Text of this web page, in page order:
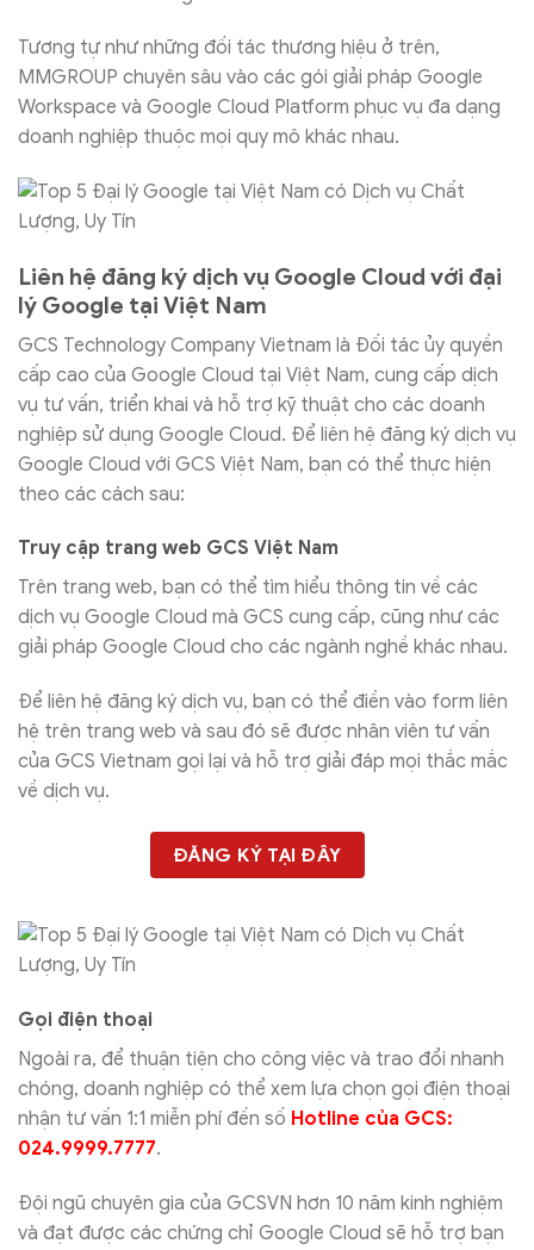
Tương tự như những đối tác thương hiệu ở trên,
MMGROUP chuyên sâu vào các gói giải pháp Google
Workspace và Google Cloud Platform phục vụ đa dạng
doanh nghiệp thuộc mọi quy mô khác nhau.
Liên hệ đăng ký dịch vụ Google Cloud với đại
lý Google tại Việt Nam
GCS Technology Company Vietnam là Đối tác ủy quyền
cấp cao của Google Cloud tại Việt Nam, cung cấp dịch
vụ tư vấn, triển khai và hỗ trợ kỹ thuật cho các doanh
nghiệp sử dụng Google Cloud. Để liên hệ đăng ký dịch vụ
Google Cloud với GCS Việt Nam, bạn có thể thực hiện
theo các cách sau:
Truy cập trang web GCS Việt Nam
Trên trang web, bạn có thể tìm hiểu thông tin về các
dịch vụ Google Cloud mà GCS cung cấp, cũng như các
giải pháp Google Cloud cho các ngành nghề khác nhau.
Để liên hệ đăng ký dịch vụ, bạn có thể điền vào form liên
hệ trên trang web và sau đó sẽ được nhân viên tư vấn
của GCS Vietnam gọi lại và hỗ trợ giải đáp mọi thắc mắc
về dịch vụ.
ĐĂNG KÝ TẠI ĐÂY
Gọi điện thoại
Ngoài ra, để thuận tiện cho công việc và trao đổi nhanh
chóng, doanh nghiệp có thể xem lựa chọn gọi điện thoại
nhận tư vấn 1:1 miễn phí đến số Hotline của GCS:
024.9999.7777.
Đội ngũ chuyên gia của GCSVN hơn 10 năm kinh nghiệm
và đạt được các chứng chỉ Google Cloud sẽ hỗ trợ bạn